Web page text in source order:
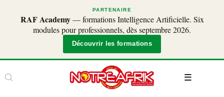
PARTENAIRE
RAF Academy— formations Intelligence Artificielle. Six
modules pour professionnels, dès septembre 2026.
Découvrir les formations